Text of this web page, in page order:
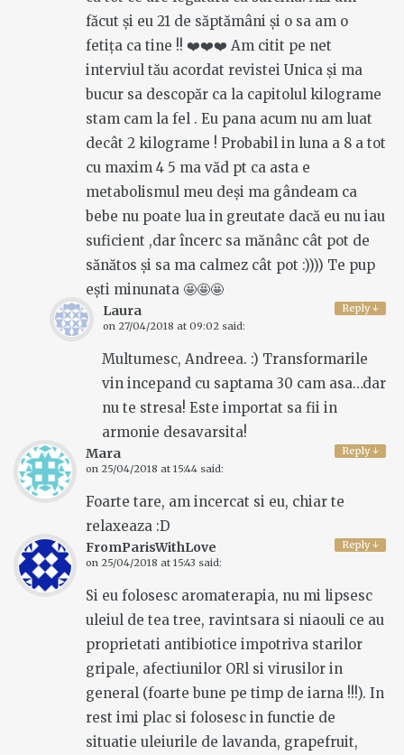
făcut și eu 21 de săptămâni și o sa am o
fetița ca tine !! ❤️❤️❤️ Am citit pe net
interviul tău acordat revistei Unica și ma
bucur sa descopăr ca la capitolul kilograme
stam cam la fel . Eu pana acum nu am luat
decât 2 kilograme ! Probabil in luna a 8 a tot
cu maxim 4 5 ma văd pt ca asta e
metabolismul meu deși ma gândeam ca
bebe nu poate lua in greutate dacă eu nu iau
suficient ,dar încerc sa mănânc cât pot de
sănătos și sa ma calmez cât pot :)))) Te pup
ești minunata 🤩🤩🤩
Reply↓
Laura
on 27/04/2018 at 09:02 said:
Multumesc, Andreea. :) Transformarile
vin incepand cu saptama 30 cam asa…dar
nu te stresa! Este importat sa fii in
armonie desavarsita!
Reply↓
Mara
on 25/04/2018 at 15:44 said:
Foarte tare, am incercat si eu, chiar te
relaxeaza :D
Reply↓
FromParisWithLove
on 25/04/2018 at 15:43 said:
Si eu folosesc aromaterapia, nu mi lipsesc
uleiul de tea tree, ravintsara si niaouli ce au
proprietati antibiotice impotriva starilor
gripale, afectiunilor ORl si virusilor in
general (foarte bune pe timp de iarna !!!). In
rest imi plac si folosesc in functie de
situatie uleiurile de lavanda, grapefruit,